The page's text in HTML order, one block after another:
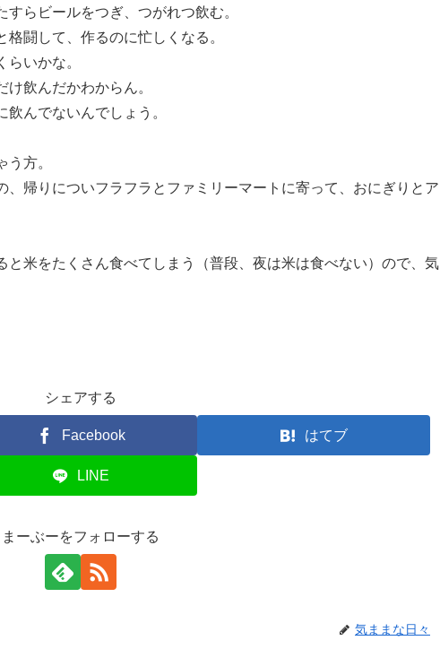
らビールをつぎ、つがれつ飲む。
闘して、作るのに忙しくなる。
いかな。
飲んだかわからん。
んでないんでしょう。
方。
帰りについフラフラとファミリーマートに寄って、おにぎりとア
米をたくさん食べてしまう（普段、夜は米は食べない）ので、気
シェアする
Facebook はてブ
LINE
まーぶーをフォローする
気ままな日々